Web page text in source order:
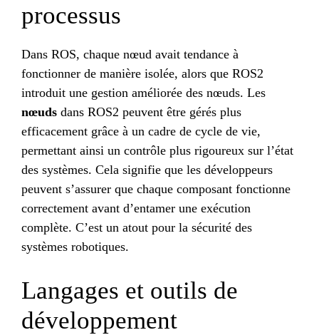
processus
Dans ROS, chaque nœud avait tendance à
fonctionner de manière isolée, alors que ROS2
introduit une gestion améliorée des nœuds. Les
nœuds dans ROS2 peuvent être gérés plus
efficacement grâce à un cadre de cycle de vie,
permettant ainsi un contrôle plus rigoureux sur l’état
des systèmes. Cela signifie que les développeurs
peuvent s’assurer que chaque composant fonctionne
correctement avant d’entamer une exécution
complète. C’est un atout pour la sécurité des
systèmes robotiques.
Langages et outils de
développement